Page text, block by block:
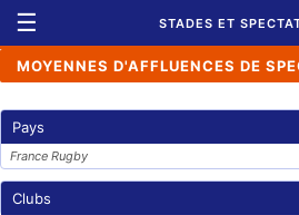
☰ STADES ET
MOYENNES D'AFFLUENCES DE
Pays
France Rugby
Clubs